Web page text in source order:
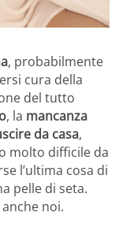
, probabilmente
cura della
del tutto
, la mancanza
da casa,
molto difficile da
l’ultima cosa di
pelle di seta.
noi.